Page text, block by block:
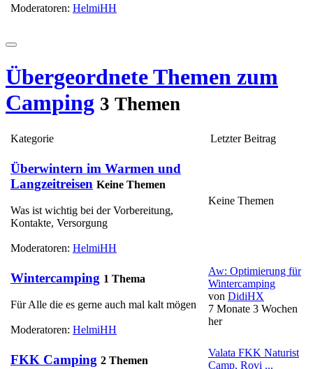
Moderatoren: HelmiHH
Übergeordnete Themen zum
Camping 3 Themen
Kategorie Letzter Beitrag
Überwintern im Warmen und
Langzeitreisen Keine Themen
Was ist wichtig bei der Vorbereitung,
Kontakte, Versorgung
Moderatoren: HelmiHH
Keine Themen
Wintercamping 1 Thema
Für Alle die es gerne auch mal kalt mögen
Moderatoren: HelmiHH
Aw: Optimierung für
Wintercamping
von DidiHX
7 Monate 3 Wochen
her
FKK Camping 2 Themen
Valata FKK Naturist
Camp, Rovi ...